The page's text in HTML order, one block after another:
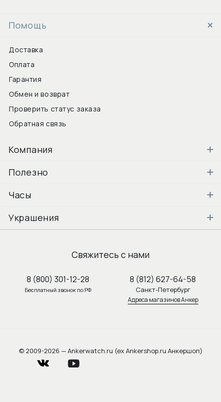
Помощь
Доставка
Оплата
Гарантия
Обмен и возврат
Проверить статус заказа
Обратная связь
Компания
Полезно
Часы
Украшения
Свяжитесь с нами
8 (800) 301-12-28
Бесплатный звонок по РФ
8 (812) 627-64-58
Санкт-Петербург
Адреса магазинов Анкер
© 2009-2026 — Ankerwatch.ru (ex Ankershop.ru Анкершоп)
vkontakte youtube